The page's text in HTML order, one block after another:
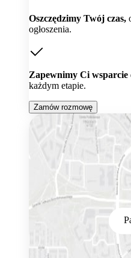
Oszczędzimy Twój czas,
ogłoszenia.
Zapewnimy Ci wsparcie
każdym etapie.
Zamów rozmowę